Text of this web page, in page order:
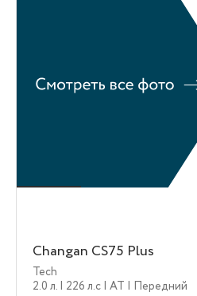
Changan CS75 Plus
Tech
2.0 л. | 226 л.c | AT | Передний